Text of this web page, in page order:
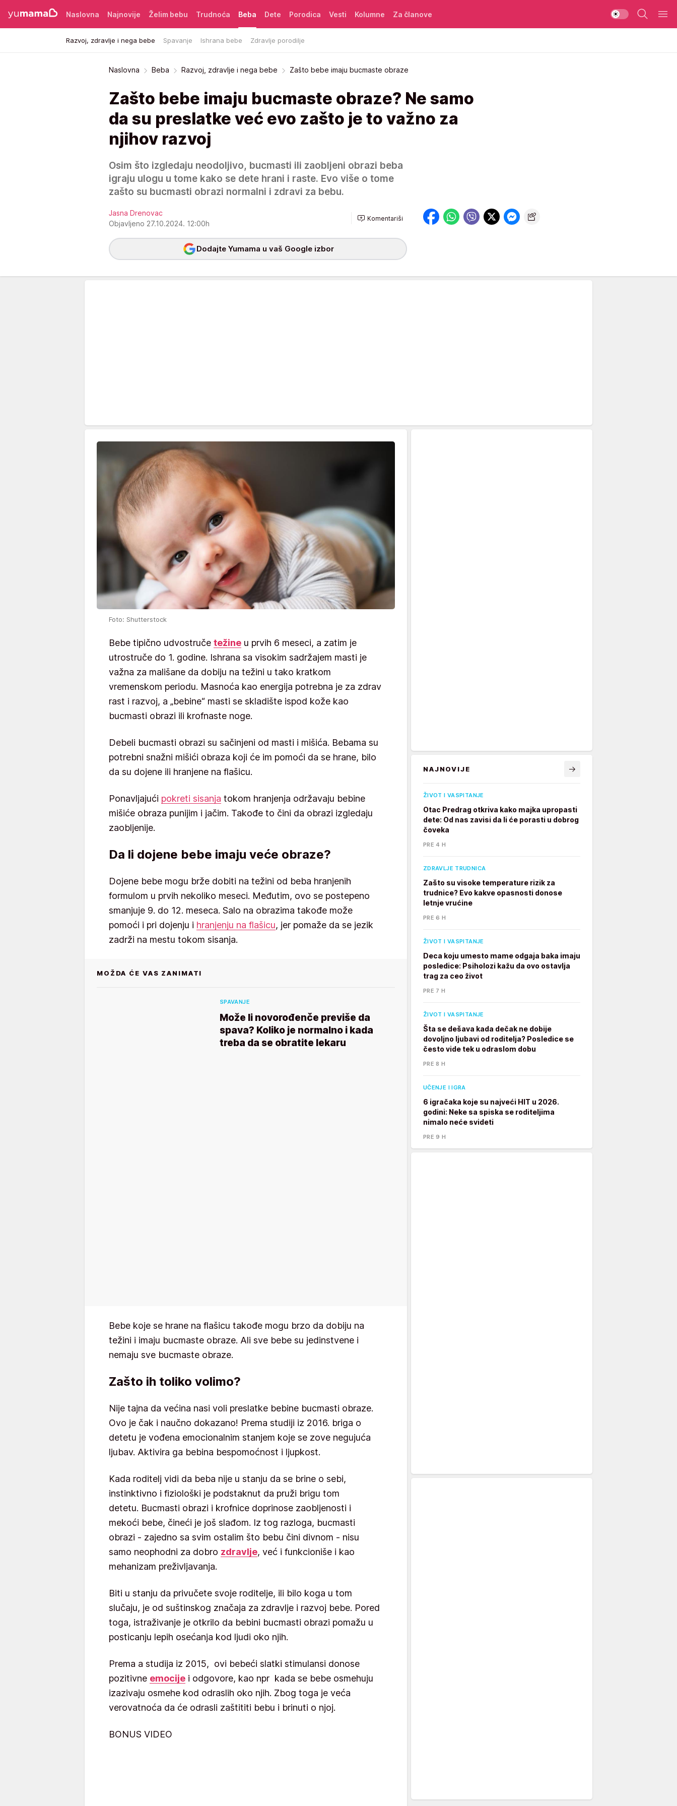
Naslovna Najnovije Želim bebu Trudnoća Beba
Razvoj, zdravlje i nega bebe Spavanje Ishrana bebe Zdravlje porodilje
Dete Porodica Vesti Kolumne Za članove
Naslovna Beba Razvoj, zdravlje i nega bebe Zašto bebe imaju bucmaste obraze
Zašto bebe imaju bucmaste obraze? Ne samo
da su preslatke već evo zašto je to važno za
njihov razvoj
Osim što izgledaju neodoljivo, bucmasti ili zaobljeni obrazi beba
igraju ulogu u tome kako se dete hrani i raste. Evo više o tome
zašto su bucmasti obrazi normalni i zdravi za bebu.
Jasna Drenovac
Objavljeno 27.10.2024. 12:00h
Komentariši
Dodajte Yumama u vaš Google izbor
Foto: Shutterstock
Bebe tipično udvostruče težine u prvih 6 meseci, a zatim je
utrostruče do 1. godine. Ishrana sa visokim sadržajem masti je
važna za mališane da dobiju na težini u tako kratkom
vremenskom periodu. Masnoća kao energija potrebna je za zdrav
rast i razvoj, a „bebine“ masti se skladište ispod kože kao
bucmasti obrazi ili krofnaste noge.
Debeli bucmasti obrazi su sačinjeni od masti i mišića. Bebama su
potrebni snažni mišići obraza koji će im pomoći da se hrane, bilo
da su dojene ili hranjene na flašicu.
Ponavljajući pokreti sisanja tokom hranjenja održavaju bebine
mišiće obraza punijim i jačim. Takođe to čini da obrazi izgledaju
zaobljenije.
Da li dojene bebe imaju veće obraze?
Dojene bebe mogu brže dobiti na težini od beba hranjenih
formulom u prvih nekoliko meseci. Međutim, ovo se postepeno
smanjuje 9. do 12. meseca. Salo na obrazima takođe može
pomoći i pri dojenju i hranjenju na flašicu, jer pomaže da se jezik
zadrži na mestu tokom sisanja.
MOŽDA ĆE VAS ZANIMATI
SPAVANJE
Može li novorođenče previše da
spava? Koliko je normalno i kada
treba da se obratite lekaru
Bebe koje se hrane na flašicu takođe mogu brzo da dobiju na
težini i imaju bucmaste obraze. Ali sve bebe su jedinstvene i
nemaju sve bucmaste obraze.
Zašto ih toliko volimo?
Nije tajna da većina nasi voli preslatke bebine bucmasti obraze.
Ovo je čak i naučno dokazano! Prema studiji iz 2016. briga o
detetu je vođena emocionalnim stanjem koje se zove negujuća
ljubav. Aktivira ga bebina bespomoćnost i ljupkost.
Kada roditelj vidi da beba nije u stanju da se brine o sebi,
instinktivno i fiziološki je podstaknut da pruži brigu tom
detetu. Bucmasti obrazi i krofnice doprinose zaobljenosti i
mekoći bebe, čineći je još slađom. Iz tog razloga, bucmasti
obrazi - zajedno sa svim ostalim što bebu čini divnom - nisu
samo neophodni za dobro zdravlje, već i funkcioniše i kao
mehanizam preživljavanja.
Biti u stanju da privučete svoje roditelje, ili bilo koga u tom
slučaju, je od suštinskog značaja za zdravlje i razvoj bebe. Pored
toga, istraživanje je otkrilo da bebini bucmasti obrazi pomažu u
posticanju lepih osećanja kod ljudi oko njih.
Prema a studija iz 2015, ovi bebeći slatki stimulansi donose
pozitivne emocije i odgovore, kao npr kada se bebe osmehuju
izazivaju osmehe kod odraslih oko njih. Zbog toga je veća
verovatnoća da će odrasli zaštititi bebu i brinuti o njoj.
BONUS VIDEO
NAJNOVIJE
ŽIVOT I VASPITANJE
Otac Predrag otkriva kako majka upropasti
dete: Od nas zavisi da li će porasti u dobrog
čoveka
PRE 4 H
ZDRAVLJE TRUDNICA
Zašto su visoke temperature rizik za
trudnice? Evo kakve opasnosti donose
letnje vrućine
PRE 6 H
ŽIVOT I VASPITANJE
Deca koju umesto mame odgaja baka imaju
posledice: Psiholozi kažu da ovo ostavlja
trag za ceo život
PRE 7 H
ŽIVOT I VASPITANJE
Šta se dešava kada dečak ne dobije
dovoljno ljubavi od roditelja? Posledice se
često vide tek u odraslom dobu
PRE 8 H
UČENJE I IGRA
6 igračaka koje su najveći HIT u 2026.
godini: Neke sa spiska se roditeljima
nimalo neće svideti
PRE 9 H